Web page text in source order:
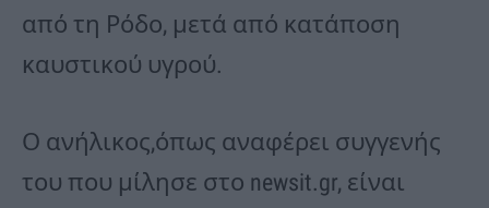
από τη Ρόδο, μετά από κατάποση
καυστικού υγρού.
Ο ανήλικος,όπως αναφέρει συγγενής
του που μίλησε στο newsit.gr, είναι